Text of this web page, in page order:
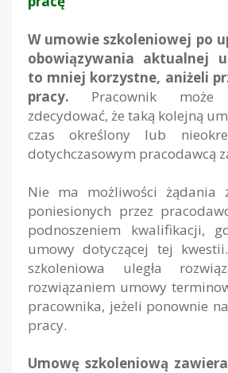
W umowie szkoleniowej po
obowiązywania aktualnej
to mniej korzystne, aniżeli
pracy. Pracownik
zdecydować, że taką kolejną
czas określony lub
dotychczasowym pracodawcą
Nie ma możliwości żądania
poniesionych przez
podnoszeniem kwalifikacji,
umowy dotyczącej tej
szkoleniowa uległa
rozwiązaniem umowy
pracownika, jeżeli ponownie
pracy.
Umowę szkoleniową